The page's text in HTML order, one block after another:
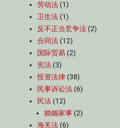
劳动法 (1)
卫生法 (1)
反不正当竞争法 (2)
合同法 (12)
国际贸易 (2)
宪法 (3)
投资法律 (38)
民事诉讼法 (6)
民法 (12)
婚姻家事 (2)
海关法 (6)